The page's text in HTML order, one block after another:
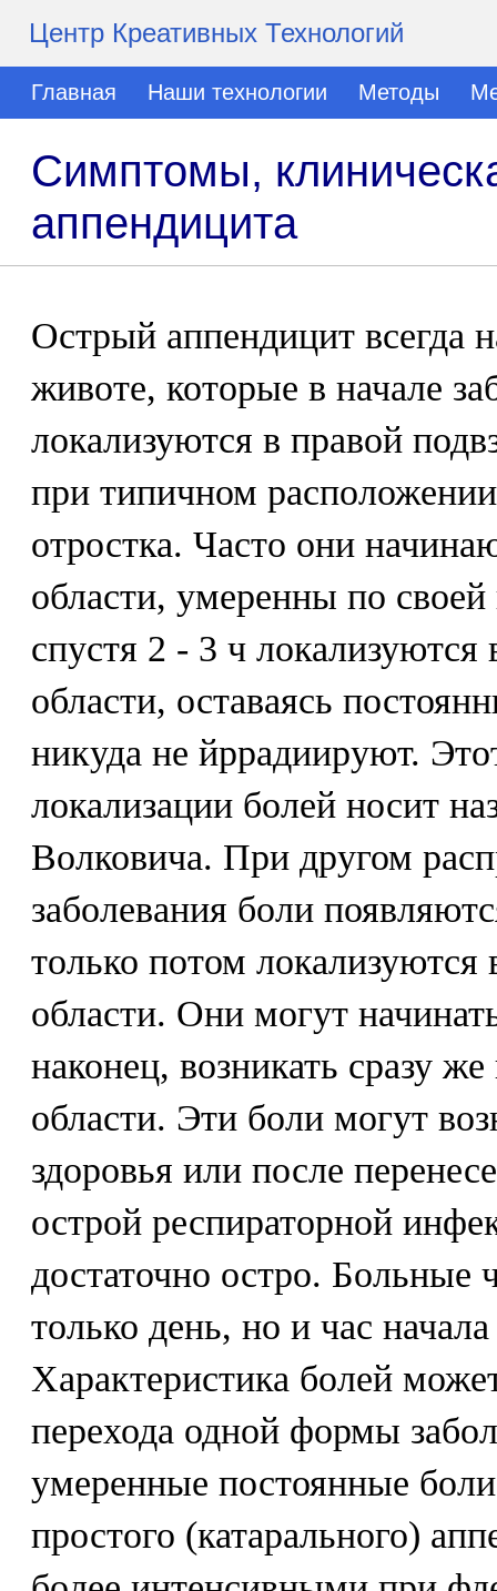
Центр Креативных Технологий
Главная Наши технологии Методы
Симптомы,
аппендицита
Острый аппендицит всегда
животе, которые в начале
локализуются в правой
при типичном расположении
отростка. Часто они
области, умеренны по
спустя 2 - 3 ч
области, оставаясь
никуда не йррадиируют.
локализации болей носит
Волковича. При другом
заболевания боли
только потом
области. Они могут
наконец, возникать сразу
области. Эти боли могут
здоровья или после
острой респираторной
достаточно остро. Больные
только день, но и час
Характеристика болей
перехода одной формы
умеренные постоянные
простого (катарального)